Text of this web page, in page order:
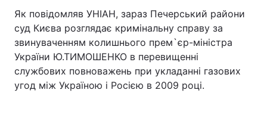
Тема оформлення
Як повідомляв УНІАН, зараз Печерський райони
суд Києва розглядає кримінальну справу за
звинуваченням колишнього прем`єр-міністра
України Ю.ТИМОШЕНКО в перевищенні
службових повноважень при укладанні газових
угод між Україною і Росією в 2009 році.